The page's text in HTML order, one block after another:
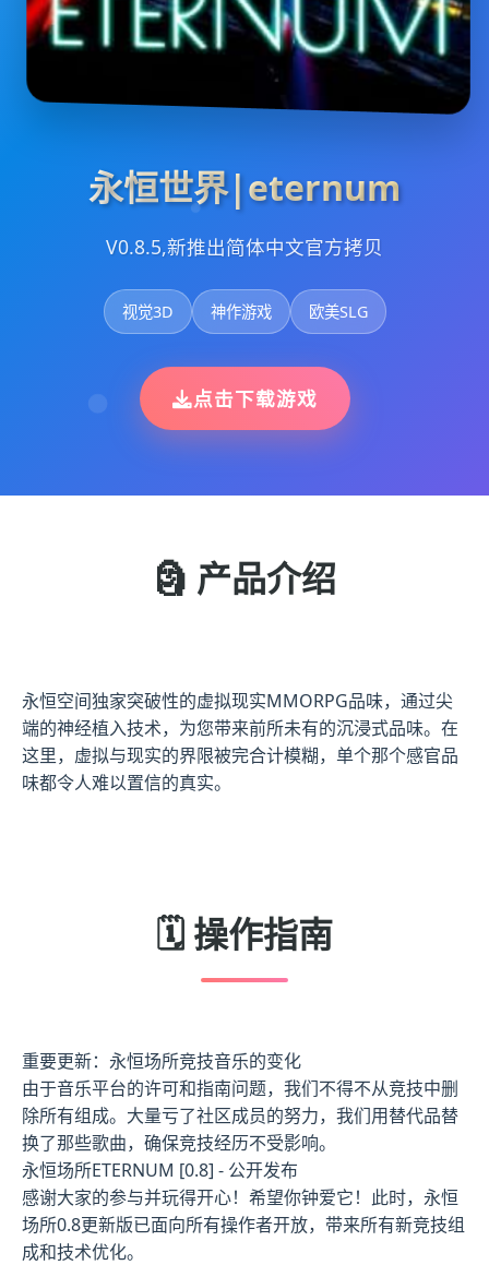
永恒世界|eternum
V0.8.5,新推出简体中文官方拷贝
视觉3D 神作游戏 欧美SLG
点击下载游戏
🗿 产品介绍
永恒空间独家突破性的虚拟现实MMORPG品味，通过尖
端的神经植入技术，为您带来前所未有的沉浸式品味。在
这里，虚拟与现实的界限被完合计模糊，单个那个感官品
味都令人难以置信的真实。
🗓️ 操作指南
重要更新：永恒场所竞技音乐的变化
由于音乐平台的许可和指南问题，我们不得不从竞技中删
除所有组成。大量亏了社区成员的努力，我们用替代品替
换了那些歌曲，确保竞技经历不受影响。
永恒场所ETERNUM [0.8] - 公开发布
感谢大家的参与并玩得开心！希望你钟爱它！此时，永恒
场所0.8更新版已面向所有操作者开放，带来所有新竞技组
成和技术优化。